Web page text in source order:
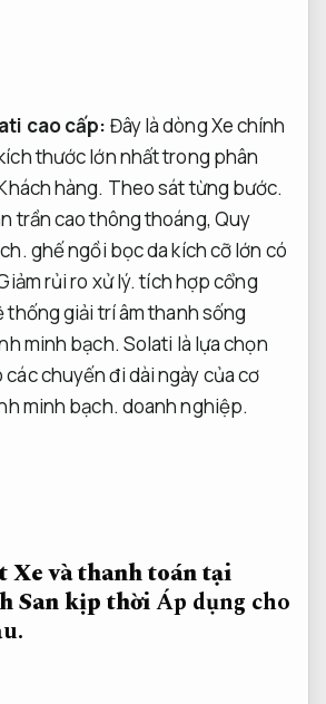
cao cấp: Đây là dòng Xe chính
thước lớn nhất trong phân
hàng. Theo sát từng bước.
trần cao thông thoáng, Quy
ghế ngồi bọc da kích cỡ lớn có
rủi ro xử lý.tích hợp cổng
thống giải trí âm thanh sống
minh bạch. Solati là lựa chọn
các chuyến đi dài ngày của cơ
minh bạch. doanh nghiệp.
Xe và thanh toán tại
San kịp thờiÁp dụng cho